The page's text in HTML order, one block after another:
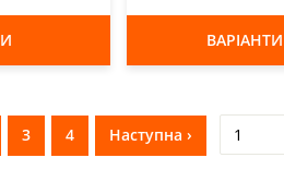
ВАРІАНТИ
3 4 Наступна ›